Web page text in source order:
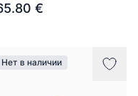
€
Нет в наличии